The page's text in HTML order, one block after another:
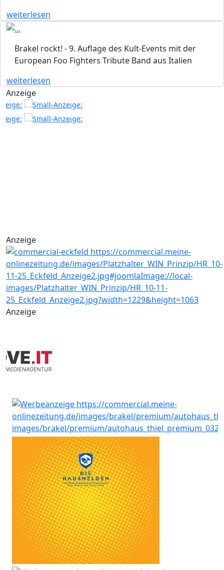
weiterlesen
Brakel rockt! - 9. Auflage des Kult-Events mit der
European Foo Fighters Tribute Band aus Italien
weiterlesen
Anzeige
Anzeige
Anzeige